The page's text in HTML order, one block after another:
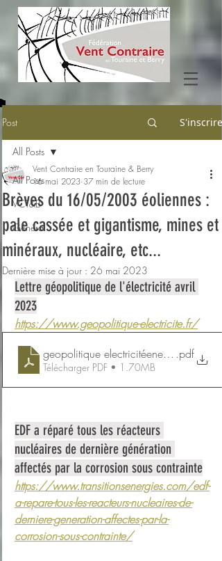
Post S'inscrire
All Posts
VCT&B
Général
All Posts
Brèves du 16/05/2003 éoliennes :
pale cassée et gigantisme, mines et
minéraux, nucléaire, etc...
Vent Contraire en Touraine & Berry
16 mai 2023 37 min de lecture
Dernière mise à jour : 26 mai 2023
Lettre géopolitique de l'électricité avril
2023
https://www.geopolitique-electricite.fr/
geopolitique electricitéene-336.pdf
Télécharger PDF • 1.70MB
EDF a réparé tous les réacteurs
nucléaires de dernière génération
affectés par la corrosion sous contrainte
https://www.transitionsenergies.com/edf-
a-repare-tous-les-reacteurs-nucleaires-de-
derniere-generation-affectes-par-la-
corrosion-sous-contrainte/